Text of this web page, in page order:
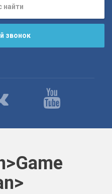
найти
звонок